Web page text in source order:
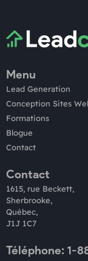
Menu
Lead Generation
Conception Sites
Formations
Blogue
Contact
Contact
1615, rue Beckett,
Sherbrooke,
Québec,
J1J 1C7
Téléphone: 1-